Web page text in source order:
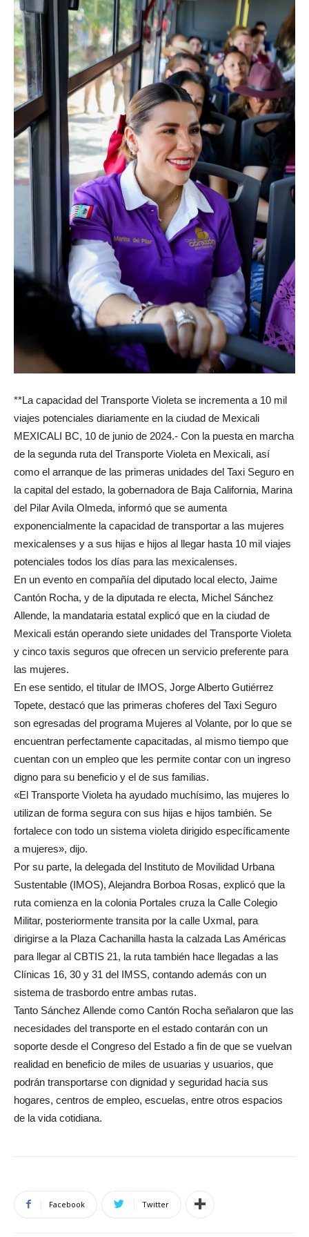
**La capacidad del Transporte Violeta se incrementa a 10 mil
viajes potenciales diariamente en la ciudad de Mexicali
MEXICALI BC, 10 de junio de 2024.- Con la puesta en marcha
de la segunda ruta del Transporte Violeta en Mexicali, así
como el arranque de las primeras unidades del Taxi Seguro en
la capital del estado, la gobernadora de Baja California, Marina
del Pilar Avila Olmeda, informó que se aumenta
exponencialmente la capacidad de transportar a las mujeres
mexicalenses y a sus hijas e hijos al llegar hasta 10 mil viajes
potenciales todos los días para las mexicalenses.
En un evento en compañía del diputado local electo, Jaime
Cantón Rocha, y de la diputada re electa, Michel Sánchez
Allende, la mandataria estatal explicó que en la ciudad de
Mexicali están operando siete unidades del Transporte Violeta
y cinco taxis seguros que ofrecen un servicio preferente para
las mujeres.
En ese sentido, el titular de IMOS, Jorge Alberto Gutiérrez
Topete, destacó que las primeras choferes del Taxi Seguro
son egresadas del programa Mujeres al Volante, por lo que se
encuentran perfectamente capacitadas, al mismo tiempo que
cuentan con un empleo que les permite contar con un ingreso
digno para su beneficio y el de sus familias.
«El Transporte Violeta ha ayudado muchísimo, las mujeres lo
utilizan de forma segura con sus hijas e hijos también. Se
fortalece con todo un sistema violeta dirigido específicamente
a mujeres», dijo.
Por su parte, la delegada del Instituto de Movilidad Urbana
Sustentable (IMOS), Alejandra Borboa Rosas, explicó que la
ruta comienza en la colonia Portales cruza la Calle Colegio
Militar, posteriormente transita por la calle Uxmal, para
dirigirse a la Plaza Cachanilla hasta la calzada Las Américas
para llegar al CBTIS 21, la ruta también hace llegadas a las
Clínicas 16, 30 y 31 del IMSS, contando además con un
sistema de trasbordo entre ambas rutas.
Tanto Sánchez Allende como Cantón Rocha señalaron que las
necesidades del transporte en el estado contarán con un
soporte desde el Congreso del Estado a fin de que se vuelvan
realidad en beneficio de miles de usuarias y usuarios, que
podrán transportarse con dignidad y seguridad hacia sus
hogares, centros de empleo, escuelas, entre otros espacios
de la vida cotidiana.
Facebook Twitter